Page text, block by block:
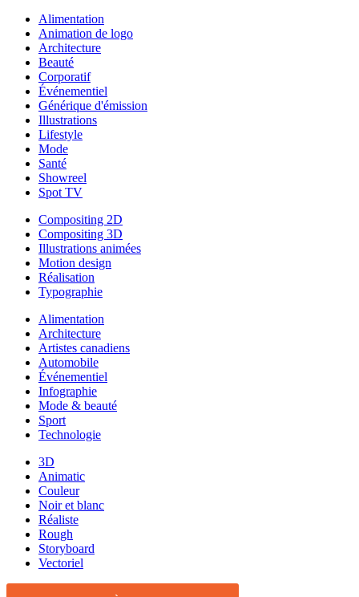
Alimentation
Animation de logo
Architecture
Beauté
Corporatif
Événementiel
Générique d'émission
Illustrations
Lifestyle
Mode
Santé
Showreel
Spot TV
Compositing 2D
Compositing 3D
Illustrations animées
Motion design
Réalisation
Typographie
Alimentation
Architecture
Artistes canadiens
Automobile
Événementiel
Infographie
Mode & beauté
Sport
Technologie
3D
Animatic
Couleur
Noir et blanc
Réaliste
Rough
Storyboard
Vectoriel